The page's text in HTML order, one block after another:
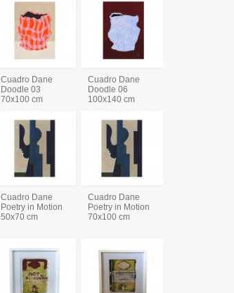
Cuadro Dane
Doodle 03
70x100 cm
Cuadro Dane
Doodle 06
100x140 cm
Cuadro Dane
Poetry in Motion
50x70 cm
Cuadro Dane
Poetry in Motion
70x100 cm